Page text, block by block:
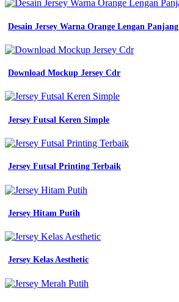
Desain Jersey Warna Orange Lengan Panjang
Download Mockup Jersey Cdr
Jersey Futsal Keren Simple
Jersey Futsal Printing Terbaik
Jersey Hitam Putih
Jersey Kelas Aesthetic